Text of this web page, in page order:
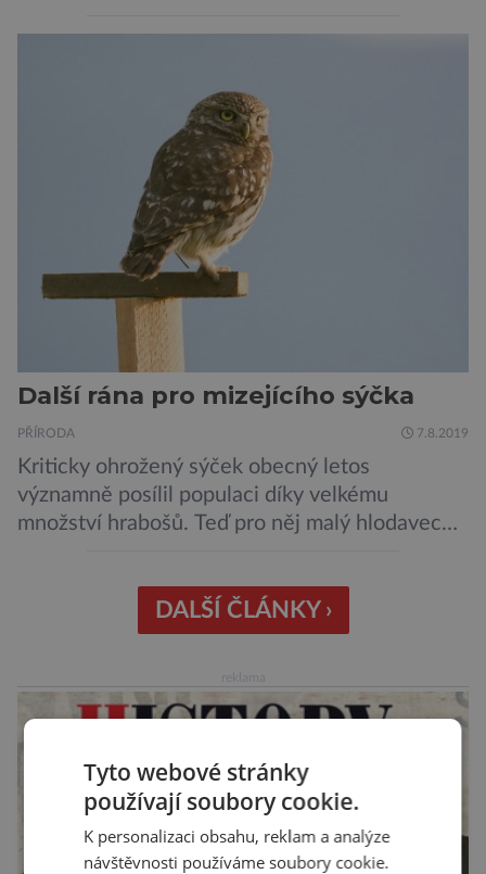
Skutečně nepřehání? Pokud se podrobněji
podíváme na ochranu jejich elektrokol
Electrified S2 a X2, pak je […]
Další rána pro mizejícího sýčka
PŘÍRODA 7.8.2019
Kriticky ohrožený sýček obecný letos
významně posílil populaci díky velkému
množství hrabošů. Teď pro něj malý hlodavec
srpna jim to umožňuje rozhodnutí Ústředního
kontrolního a zkušebního ústavu zemědělského
zemědělství. Ornitologové varují, že v ohrožení
je mnoho živočichů a především […]
DALŠÍ ČLÁNKY ›
Tyto webové stránky
používají soubory cookie.
K personalizaci obsahu, reklam a analýze
návštěvnosti používáme soubory cookie.